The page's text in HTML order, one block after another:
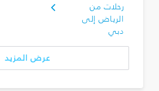
رحلات من
الرياض إلى
دبي
عرض المزيد